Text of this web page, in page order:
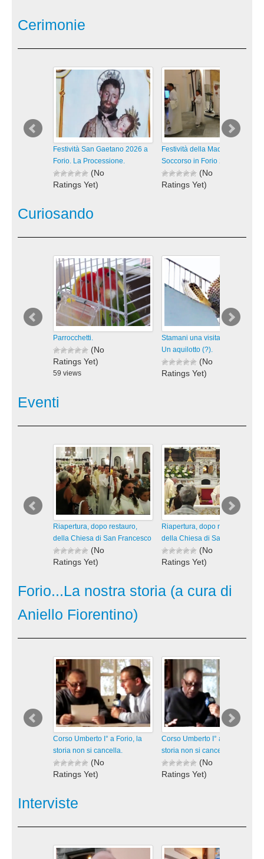
Cerimonie
Festività San Gaetano 2026 a
Forio. La Processione.
(No
Ratings Yet)
visualizzazioni
Festività della Madonna del
Soccorso in Forio 2026. La
(No
Ratings Yet)
Curiosando
Parrocchetti.
(No
Ratings Yet)
59 views
Stamani una visita inaspettata:
Un aquilotto (?).
(No
Ratings Yet)
Eventi
Riapertura, dopo restauro,
della Chiesa di San Francesco
(No
Ratings Yet)
visualizzazioni
Riapertura, dopo restauro,
della Chiesa di San Francesco
(No
Ratings Yet)
visualizzazioni
Forio...La nostra storia (a cura di
Aniello Fiorentino)
Corso Umberto I° a Forio, la
storia non si cancella.
(No
Ratings Yet)
visualizzazioni
Corso Umberto I° a Forio, la
storia non si cancella.
(No
Ratings Yet)
Interviste